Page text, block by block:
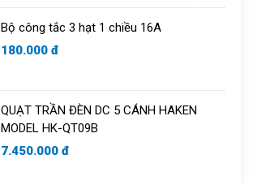
Bộ công tắc 3 hạt 1 chiều 16A
180.000 đ
QUẠT TRẦN ĐÈN DC 5 CÁNH HAKEN
MODEL HK-QT09B
7.450.000 đ